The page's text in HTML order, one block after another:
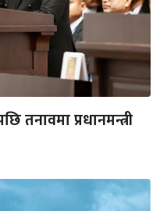
प्रधानमन्त्री